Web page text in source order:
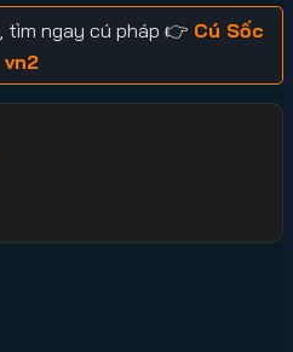
, tìm ngay cú pháp 👉 Cú Sốc
vn2